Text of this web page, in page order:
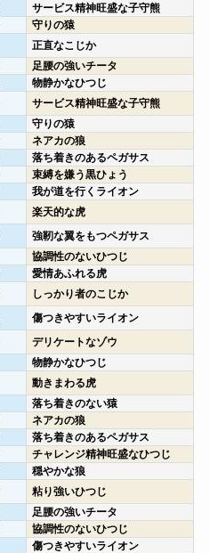
サービス精神旺盛な子守熊
守りの猿
正直なこじか
足腰の強いチータ
物静かなひつじ
サービス精神旺盛な子守熊
守りの猿
ネアカの狼
落ち着きのあるペガサス
束縛を嫌う黒ひょう
我が道を行くライオン
楽天的な虎
強靭な翼をもつペガサス
協調性のないひつじ
愛情あふれる虎
しっかり者のこじか
傷つきやすいライオン
デリケートなゾウ
物静かなひつじ
動きまわる虎
落ち着きのない猿
ネアカの狼
落ち着きのあるペガサス
チャレンジ精神旺盛なひつじ
穏やかな狼
粘り強いひつじ
足腰の強いチータ
協調性のないひつじ
傷つきやすいライオン